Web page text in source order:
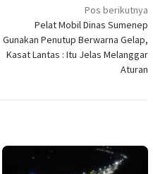
Pos berikutnya
Pelat Mobil Dinas Sumenep
Gunakan Penutup Berwarna Gelap,
Kasat Lantas : Itu Jelas Melanggar
Aturan